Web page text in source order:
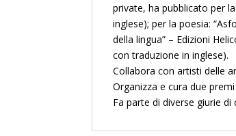
private, ha pubblicato per
inglese); per la poesia:
della lingua” – Edizioni
con traduzione in inglese).
Collabora con artisti delle
Organizza e cura due
Fa parte di diverse giurie